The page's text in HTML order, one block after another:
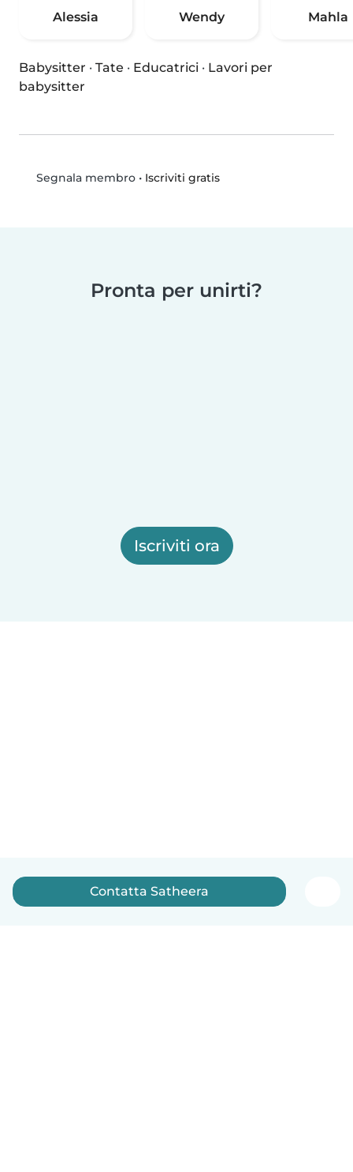
Alessia Wendy Mahla
Babysitter · Tate · Educatrici · Lavori per
babysitter
Segnala membro• Iscriviti gratis
Pronta per unirti?
Iscriviti ora
Contatta Satheera